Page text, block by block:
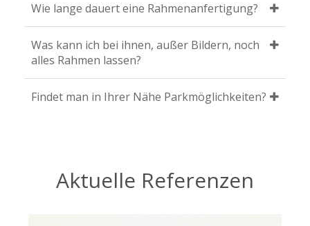
Wie lange dauert eine Rahmenanfertigung?
Was kann ich bei ihnen, außer Bildern, noch
alles Rahmen lassen?
Findet man in Ihrer Nähe Parkmöglichkeiten?
Aktuelle Referenzen